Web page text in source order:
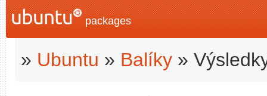
packages
» Ubuntu » Balíky »